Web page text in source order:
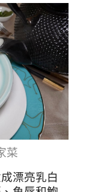
菜
漂亮乳白